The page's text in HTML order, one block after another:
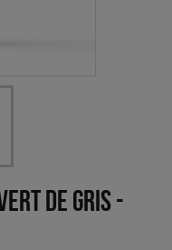
de gris-